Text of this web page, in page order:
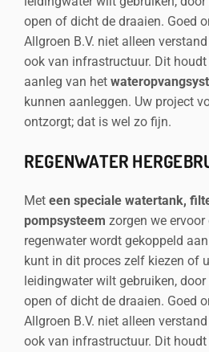
open of dicht de draaien. Goed
Allgroen B.V. niet alleen
ook van infrastructuur. Dit
aanleg van het
kunnen aanleggen. Uw project
ontzorgt; dat is wel zo fijn.
REGENWATER
Met een speciale watertank,
pompsysteem zorgen we
regenwater wordt gekoppeld
kunt in dit proces zelf kiezen of
leidingwater wilt gebruiken,
open of dicht de draaien. Goed
Allgroen B.V. niet alleen
ook van infrastructuur. Dit